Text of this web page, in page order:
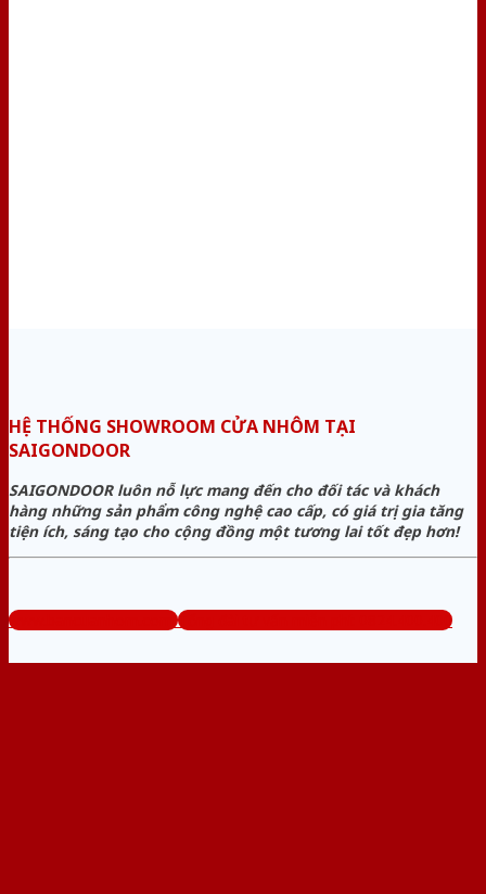
HỆ THỐNG SHOWROOM CỬA NHÔM TẠI
SAIGONDOOR
SAIGONDOOR luôn nỗ lực mang đến cho đối tác và khách
hàng những sản phẩm công nghệ cao cấp, có giá trị gia tăng
tiện ích, sáng tạo cho cộng đồng một tương lai tốt đẹp hơn!
www.bancuanhom.com Tổng đài tư vấn miễn phí: 0824.400.400